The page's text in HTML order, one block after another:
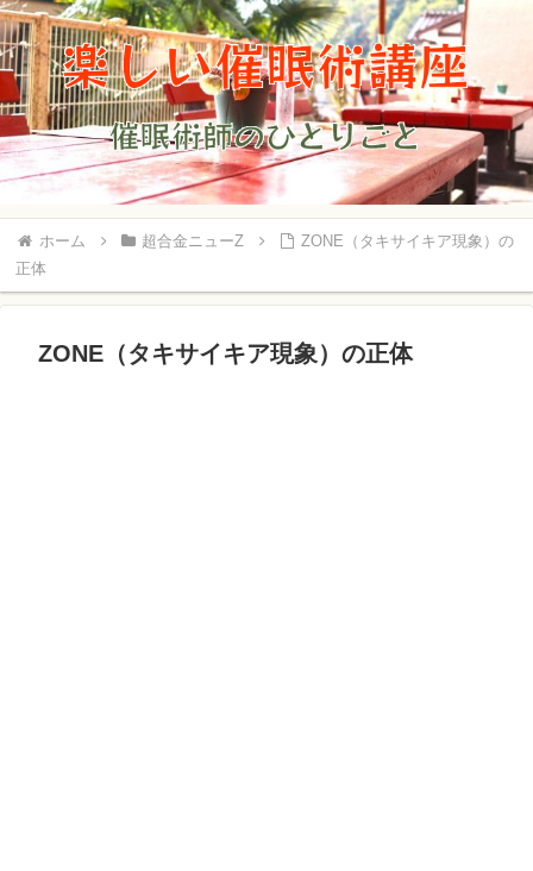
ホーム 超合金ニューZ
ZONE（タキサイキア現象）の
正体
ZONE（タキサイキア現象）の正体